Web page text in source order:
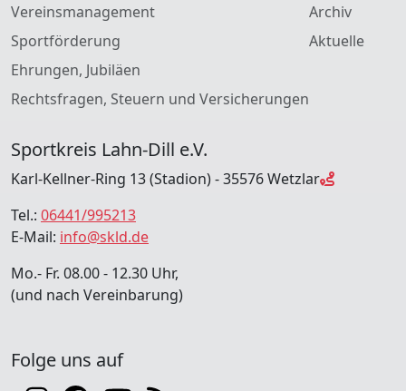
Vereinsmanagement
Sportförderung
Ehrungen, Jubiläen
Rechtsfragen, Steuern und Versicherungen
Archiv
Aktuelle
Sportkreis Lahn-Dill e.V.
Karl-Kellner-Ring 13 (Stadion) - 35576 Wetzlar
Tel.: 06441/995213
E-Mail: info@skld.de
Mo.- Fr. 08.00 - 12.30 Uhr,
(und nach Vereinbarung)
Folge uns auf